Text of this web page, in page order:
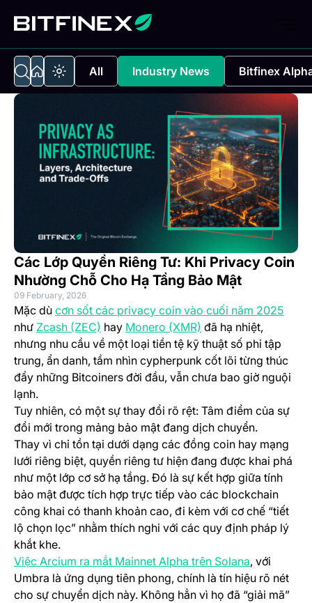
All Industry News Bitfinex
Các Lớp Quyền Riêng Tư: Khi Privacy Coin
Nhường Chỗ Cho Hạ Tầng Bảo Mật
09 February, 2026
Mặc dù cơn sốt các privacy coin vào cuối năm 2025
như Zcash (ZEC) (opens in a new tab)
hay Monero (XMR) (opens in a new tab)
đã hạ nhiệt,
nhưng nhu cầu về một loại tiền tệ kỹ thuật số phi tập
trung, ẩn danh, tầm nhìn cypherpunk cốt lõi từng thúc
đẩy những Bitcoiners đời đầu, vẫn chưa bao giờ nguội
lạnh.
Tuy nhiên, có một sự thay đổi rõ rệt: Tâm điểm của sự
đổi mới trong mảng bảo mật đang dịch chuyển.
Thay vì chỉ tồn tại dưới dạng các đồng coin hay mạng
lưới riêng biệt, quyền riêng tư hiện đang được khai phá
như một lớp cơ sở hạ tầng. Đó là sự kết hợp giữa tính
bảo mật được tích hợp trực tiếp vào các blockchain
công khai có thanh khoản cao, đi kèm với cơ chế “tiết
lộ chọn lọc” nhằm thích nghi với các quy định pháp lý
khắt khe.
Việc Arcium ra mắt Mainnet Alpha trên Solana(opens in a
, với
Umbra là ứng dụng tiên phong, chính là tín hiệu rõ nét
cho sự chuyển dịch này. Không hẳn vì họ đã “giải mã”